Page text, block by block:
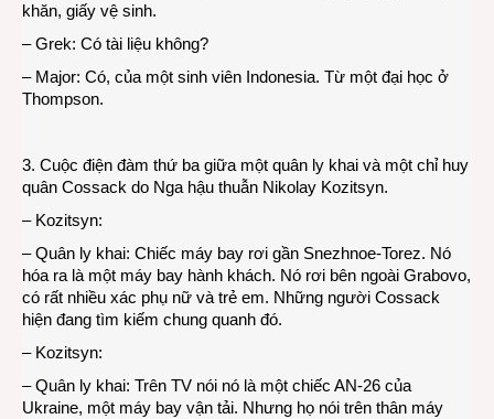
khăn, giấy vệ sinh.
– Grek: Có tài liệu không?
– Major: Có, của một sinh viên Indonesia. Từ một đại học ở
Thompson.
3. Cuộc điện đàm thứ ba giữa một quân ly khai và một chỉ huy
quân Cossack do Nga hậu thuẫn Nikolay Kozitsyn.
– Kozitsyn:
– Quân ly khai: Chiếc máy bay rơi gần Snezhnoe-Torez. Nó
hóa ra là một máy bay hành khách. Nó rơi bên ngoài Grabovo,
có rất nhiều xác phụ nữ và trẻ em. Những người Cossack
hiện đang tìm kiếm chung quanh đó.
– Kozitsyn:
– Quân ly khai: Trên TV nói nó là một chiếc AN-26 của
Ukraine, một máy bay vận tải. Nhưng họ nói trên thân máy